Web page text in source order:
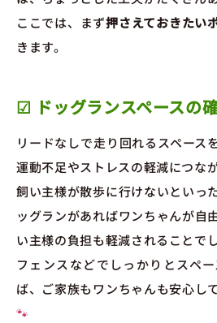
ここでは、まず押さえておきたい
きます。
☑ ドッグランスペースの
リードなしで走り回れるスペース
運動不足やストレスの軽減につなが
飼い主様が散歩に行けないといっ
ッグランがあればワンちゃんが自
い主様の負担も軽減されることでし
フェンスなどでしっかりとスペ
ば、ご家族もワンちゃんも安心し
🐾